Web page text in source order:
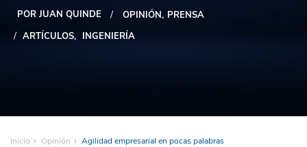
POR JUAN QUINDE OPINIÓN PRENSA
ARTÍCULOS
INGENIERÍA
Inicio Opinión Agilidad empresarial en pocas palabras